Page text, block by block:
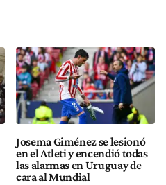
Josema Giménez se lesionó
en el Atleti y encendió todas
las alarmas en Uruguay de
cara al Mundial